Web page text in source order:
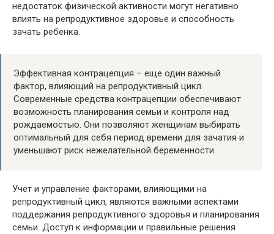
недостаток физической активности могут негативно
влиять на репродуктивное здоровье и способность
зачать ребенка.
Эффективная контрацепция – еще один важный
фактор, влияющий на репродуктивный цикл.
Современные средства контрацепции обеспечивают
возможность планирования семьи и контроля над
рождаемостью. Они позволяют женщинам выбирать
оптимальный для себя период времени для зачатия и
уменьшают риск нежелательной беременности.
Учет и управление факторами, влияющими на
репродуктивный цикл, являются важными аспектами
поддержания репродуктивного здоровья и планирования
семьи. Доступ к информации и правильные решения